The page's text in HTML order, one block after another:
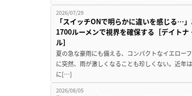
2026/07/29
「スイッチONで明らかに違いを感じる…
1700ルーメンで視界を確保する［デイト
ル］
夏の急な豪雨にも備える、コンパクトなイエロー
に突然、雨が激しくなることも珍しくない。近年
に[…]
2026/08/05